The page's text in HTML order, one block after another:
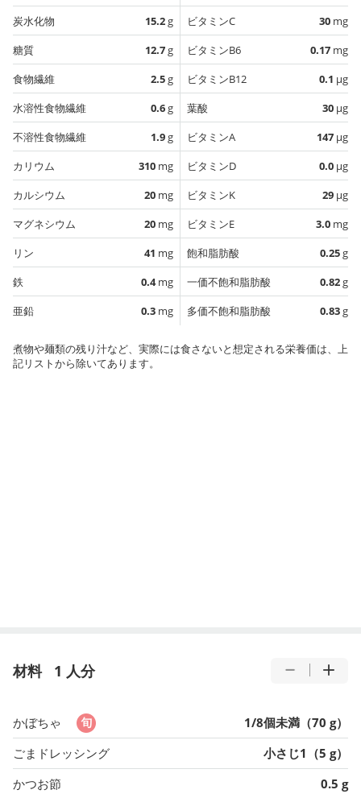
炭水化物
15.2g
糖質
12.7g
食物繊維
2.5g
水溶性食物繊維
0.6g
不溶性食物繊維
1.9g
カリウム
310 mg
カルシウム
20 mg
マグネシウム
20 mg
リン
41 mg
鉄
0.4mg
亜鉛
0.3 mg
ビタミンC
30 mg
ビタミンB6
0.17 mg
ビタミンB12
0.1 µg
葉酸
30 µg
ビタミンA
147 µg
ビタミンD
0.0 µg
ビタミンK
29 µg
ビタミンE
3.0 mg
飽和脂肪酸
0.25g
一価不飽和脂肪酸
0.82g
多価不飽和脂肪酸
0.83g
煮物や麺類の残り汁など、実際には食さないと想定される栄養価は、上
記リストから除いてあります。
材料 1 人分
かぼちゃ
1/8個未満（70 g）
ごまドレッシング
小さじ1（5 g）
かつお節
0.5 g